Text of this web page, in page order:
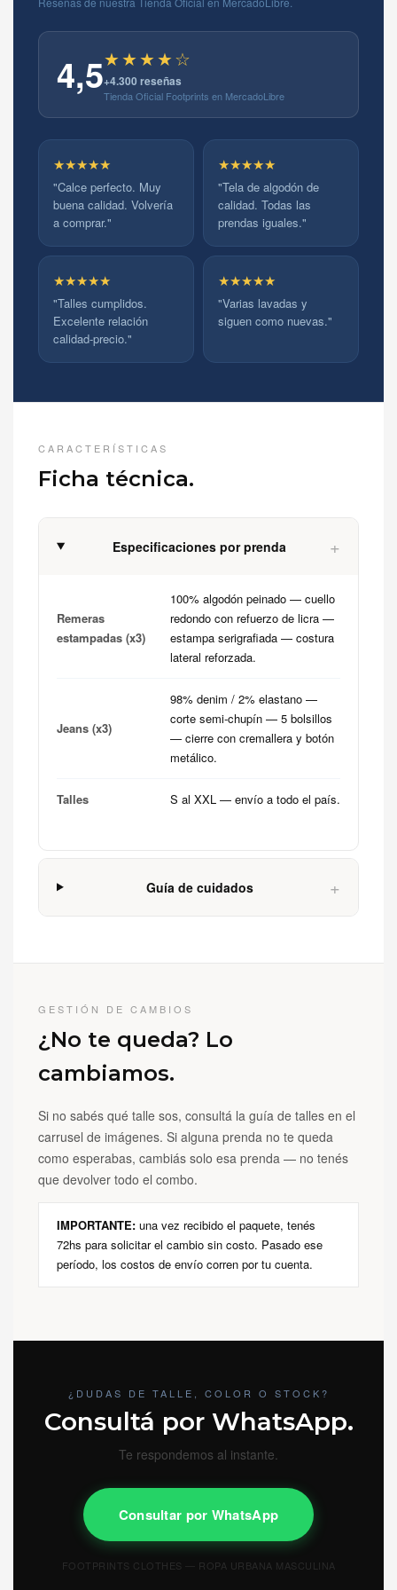
4,5★★★★☆
+4.300 reseñas
Tienda Oficial Footprints en MercadoLibre
★★★★★
"Calce perfecto. Muy
buena calidad. Volvería
a comprar."
★★★★★
"Tela de algodón de
calidad. Todas las
prendas iguales."
★★★★★
"Talles cumplidos.
Excelente relación
calidad-precio."
★★★★★
"Varias lavadas y
siguen como nuevas."
CARACTERÍSTICAS
Ficha técnica.
Especificaciones por prenda +
Remeras
estampadas (x3)
100% algodón peinado — cuello
redondo con refuerzo de licra —
estampa serigrafiada — costura
lateral reforzada.
Jeans (x3)
98% denim / 2% elastano —
corte semi-chupín — 5 bolsillos
— cierre con cremallera y botón
metálico.
Talles S al XXL — envío a todo el país.
Guía de cuidados +
GESTIÓN DE CAMBIOS
¿No te queda? Lo
cambiamos.
Si no sabés qué talle sos, consultá la guía de talles en el
carrusel de imágenes. Si alguna prenda no te queda
como esperabas, cambiás solo esa prenda — no tenés
que devolver todo el combo.
IMPORTANTE: una vez recibido el paquete, tenés
72hs para solicitar el cambio sin costo. Pasado ese
período, los costos de envío corren por tu cuenta.
¿DUDAS DE TALLE, COLOR O STOCK?
Consultá por WhatsApp.
Te respondemos al instante.
Consultar por WhatsApp
FOOTPRINTS CLOTHES — ROPA URBANA MASCULINA